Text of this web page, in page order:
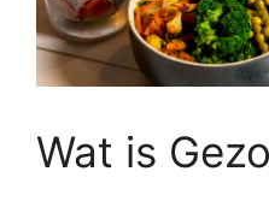
Wat is